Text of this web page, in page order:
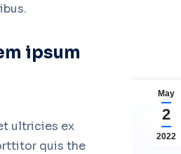
May
2
2022
ipsum
ultricies ex
quis the